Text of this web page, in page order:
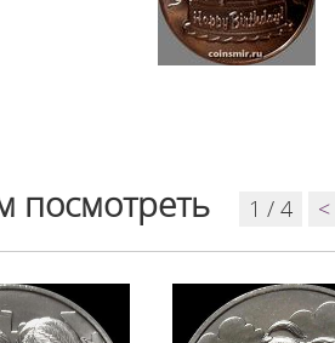
посмотреть 1 / 4 <